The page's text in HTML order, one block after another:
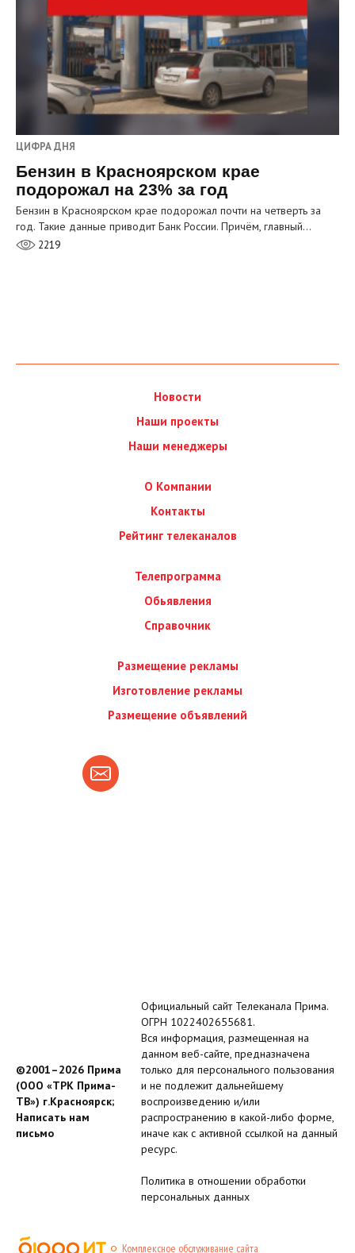
ЦИФРА ДНЯ
Бензин в Красноярском крае
подорожал на 23% за год
Бензин в Красноярском крае подорожал почти на четверть за
год. Такие данные приводит Банк России. Причём, главный…
2219
Новости
Наши проекты
Наши менеджеры
О Компании
Контакты
Рейтинг телеканалов
Телепрограмма
Обьявления
Справочник
Размещение рекламы
Изготовление рекламы
Размещение объявлений
©2001–2026 Прима
(ООО «ТРК Прима-
ТВ») г.Красноярск;
Написать нам
письмо
Официальный сайт Телеканала Прима.
ОГРН 1022402655681.
Вся информация, размещенная на
данном веб-сайте, предназначена
только для персонального пользования
и не подлежит дальнейшему
воспроизведению и/или
распространению в какой-либо форме,
иначе как с активной ссылкой на данный
ресурс.
Политика в отношении обработки
персональных данных
Комплексное обслуживание сайта